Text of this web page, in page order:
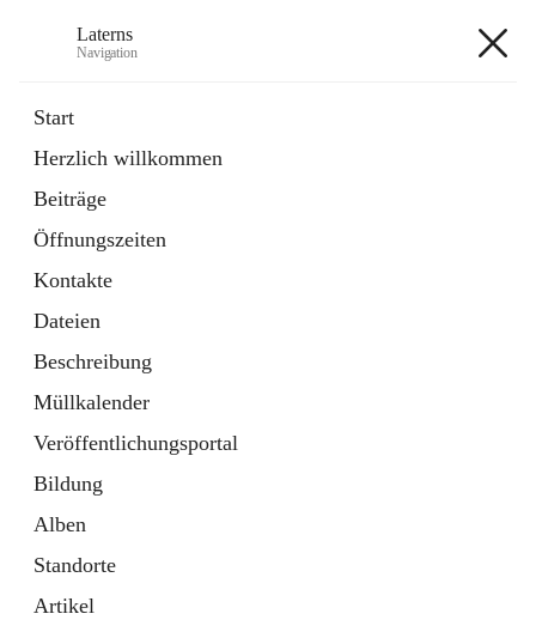
Laterns
Navigation
Start
Herzlich willkommen
Beiträge
Öffnungszeiten
Kontakte
Dateien
Beschreibung
Müllkalender
Veröffentlichungsportal
Bildung
Alben
Standorte
Artikel
11 Schnellzugriffe
Soziales
1 Schnellzugriff